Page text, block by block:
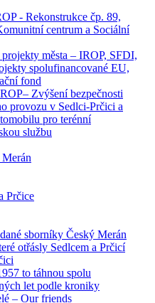
- Rekonstrukce čp. 89,
centrum a Sociální
města – IROP, SFDI,
spolufinancované EU,
fond
Zvýšení bezpečnosti
provozu v Sedlci-Prčici a
pro terénní
službu
Merán
Prčice
sborníky Český Merán
otřásly Sedlcem a Prčicí
to táhnou spolu
let podle kroniky
– Our friends